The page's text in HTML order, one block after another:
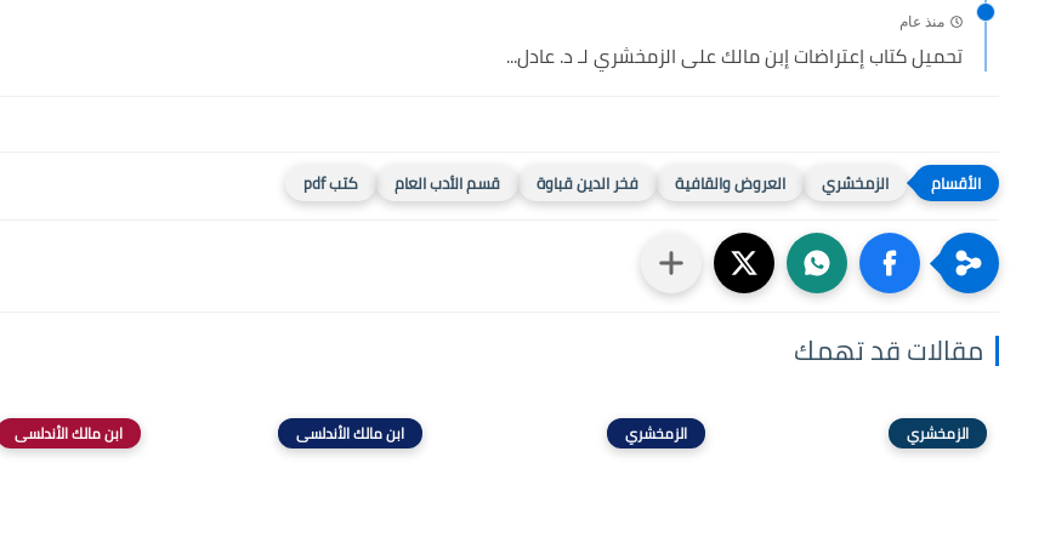
منذ عام
تحميل كتاب إعتراضات إبن مالك على الزمخشري لـ د. عادل...
الزمخشري العروض والقافية فخر الدين قباوة قسم الأدب العام كتب pdf
مقالات قد تهمك
الزمخشري الزمخشري ابن مالك الأندلسى ابن مالك الأندلسى